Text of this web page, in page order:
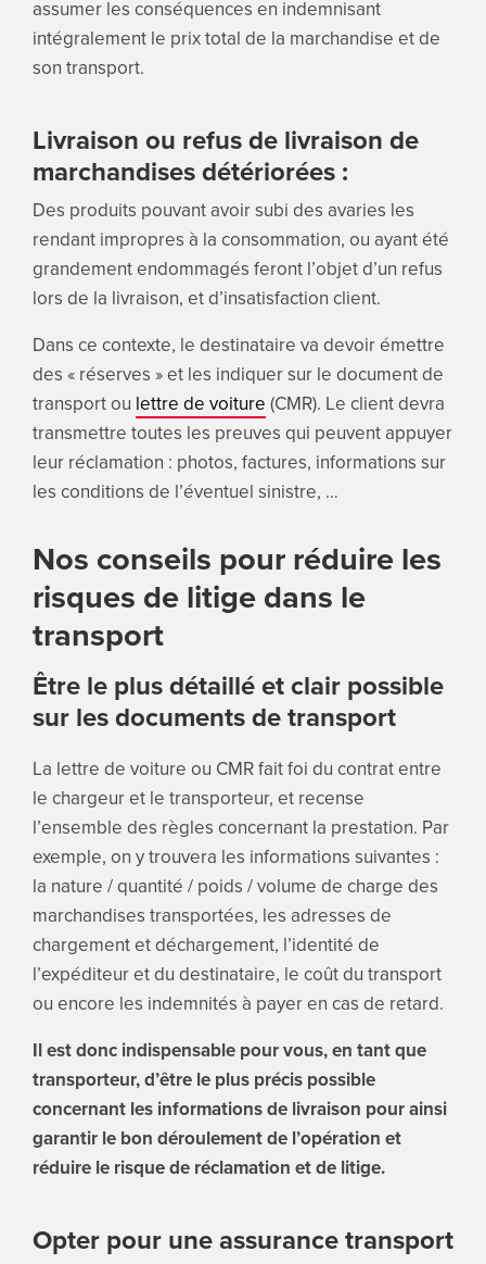
assumer les conséquences en indemnisant
intégralement le prix total de la marchandise et de
son transport.
Livraison ou refus de livraison de
marchandises détériorées :
Des produits pouvant avoir subi des avaries les
rendant impropres à la consommation, ou ayant été
grandement endommagés feront l’objet d’un refus
lors de la livraison, et d’insatisfaction client.
Dans ce contexte, le destinataire va devoir émettre
des « réserves » et les indiquer sur le document de
transport ou lettre de voiture (CMR). Le client devra
transmettre toutes les preuves qui peuvent appuyer
leur réclamation : photos, factures, informations sur
les conditions de l’éventuel sinistre, …
Nos conseils pour réduire les
risques de litige dans le
transport
Être le plus détaillé et clair possible
sur les documents de transport
La lettre de voiture ou CMR fait foi du contrat entre
le chargeur et le transporteur, et recense
l’ensemble des règles concernant la prestation. Par
exemple, on y trouvera les informations suivantes :
la nature / quantité / poids / volume de charge des
marchandises transportées, les adresses de
chargement et déchargement, l’identité de
l’expéditeur et du destinataire, le coût du transport
ou encore les indemnités à payer en cas de retard.
Il est donc indispensable pour vous, en tant que
transporteur, d’être le plus précis possible
concernant les informations de livraison pour ainsi
garantir le bon déroulement de l’opération et
réduire le risque de réclamation et de litige.
Opter pour une assurance transport